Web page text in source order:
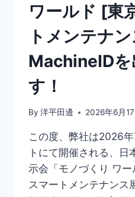
ワールド [東
トメンテナ
MachineIDを
す！
By 洋平田邊 2026年6月17
この度、弊社は2026
トにて開催される、日
示会「モノづくり ワ
スマートメンテナンス